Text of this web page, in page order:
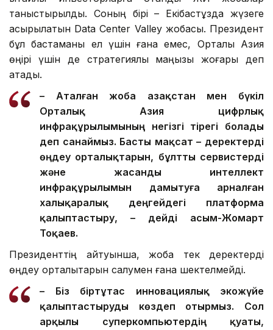
таныстырылды. Соның бірі – Екібастұзда жүзеге
асырылатын Data Center Valley жобасы. Президент
бұл бастаманы ел үшін ғана емес, Орталық Азия
өңірі үшін де стратегиялық маңызы жоғары деп
атады.
– Аталған жоба Қазақстан мен бүкіл
Орталық Азия цифрлық
инфрақұрылымының негізгі тірегі болады
деп санаймыз. Басты мақсат – деректерді
өңдеу орталықтарын, бұлтты сервистерді
және жасанды интеллект
инфрақұрылымын дамытуға арналған
халықаралық деңгейдегі платформа
қалыптастыру, – дейді Қасым-Жомарт
Тоқаев.
Президенттің айтуынша, жоба тек деректерді
өңдеу орталықтарын салумен ғана шектелмейді.
– Біз біртұтас инновациялық экожүйе
қалыптастыруды көздеп отырмыз. Сол
арқылы суперкомпьютердің қуаты,